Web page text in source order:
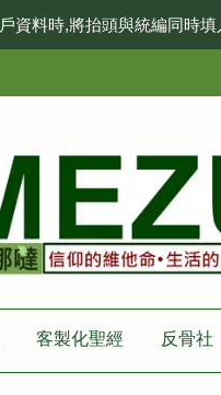
資料時,將抬頭與統編同時
客製化聖經 反骨社